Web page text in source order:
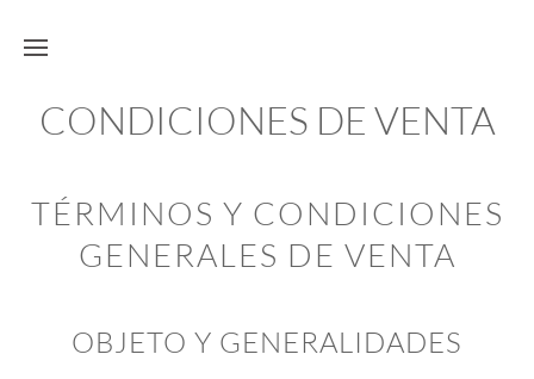
CONDICIONES DE VENTA
TÉRMINOS Y CONDICIONES
GENERALES DE VENTA
OBJETO Y GENERALIDADES